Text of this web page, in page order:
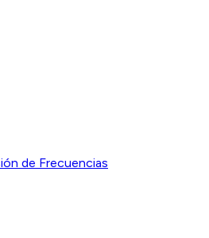
de Frecuencias